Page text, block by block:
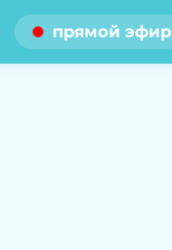
прямой эфир